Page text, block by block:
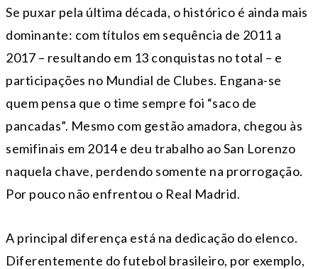
Se puxar pela última década, o histórico é ainda mais
dominante: com títulos em sequência de 2011 a
2017 – resultando em 13 conquistas no total – e
participações no Mundial de Clubes. Engana-se
quem pensa que o time sempre foi “saco de
pancadas”. Mesmo com gestão amadora, chegou às
semifinais em 2014 e deu trabalho ao San Lorenzo
naquela chave, perdendo somente na prorrogação.
Por pouco não enfrentou o Real Madrid.
A principal diferença está na dedicação do elenco.
Diferentemente do futebol brasileiro, por exemplo,